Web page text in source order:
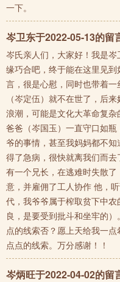
一下。
岑卫东于2022-05-13的留
岑氏亲人们，大家好！我是
缘巧合吧，终于能在这里见
言，很是心慰，同时也带着
（岑定伍）就不在世了，后
浪潮，可能是文化大革命复杂
爸爸（岑国玉）一直守口如
爷的事情，甚至我妈妈都不
得了急病，很快就离我们而去
有一个兄长，在逃难时失散
意，并雇佣了工人协作 他，
代，我爷爷属于榨取贫下中
良，是要受到批斗和坐牢的
点的线索否？愿上天给我一
点点的线索。万分感谢！！
岑炳旺于2022-04-02的留